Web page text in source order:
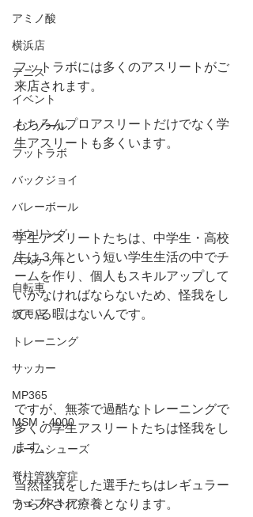
アミノ酸
横浜店
テニス
イベント
インソール
フットラボ
バックジョイ
バレーボール
ボウリング
バスケット
自転車
坂戸店
トレーニング
サッカー
MP365
MSM・4000
ルームシューズ
脊柱管狭窄症
ウェブストア
フットラボには多くのアスリートがご
来店されます。
もちろんプロアスリートだけでなく学
生アスリートも多くいます。
学生アスリートたちは、中学生・高校
生は３年という短い学生生活の中でチ
ームを作り、個人もスキルアップして
いかなければならないため、怪我をし
ている暇はないんです。
ですが、無茶で過酷なトレーニングで
多くの学生アスリートたちは怪我をし
ます。
当然怪我をした選手たちはレギュラー
から外され療養となります。